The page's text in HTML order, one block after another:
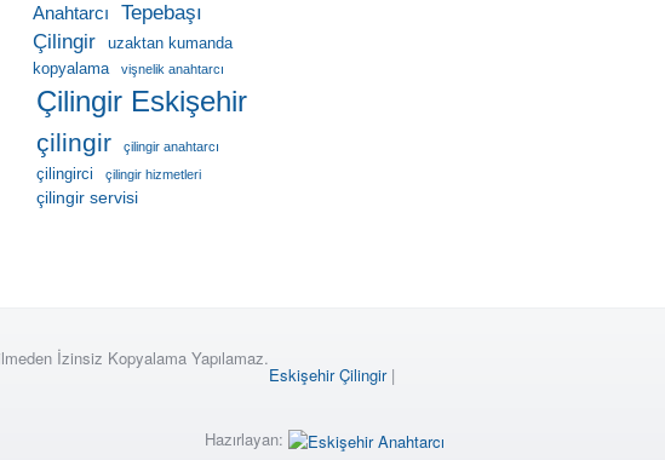
Anahtarcı
Tepebaşı
Çilingir
uzaktan kumanda
kopyalama
vişnelik anahtarcı
Çilingir Eskişehir
çilingir çilingir anahtarcı
çilingirci çilingir hizmetleri
çilingir servisi
İzinsiz Kopyalama Yapılamaz.
Eskişehir Çilingir|
Hazırlayan: